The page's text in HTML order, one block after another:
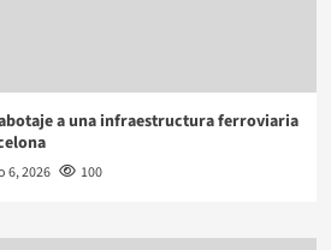
a una infraestructura ferroviaria
6, 2026 100